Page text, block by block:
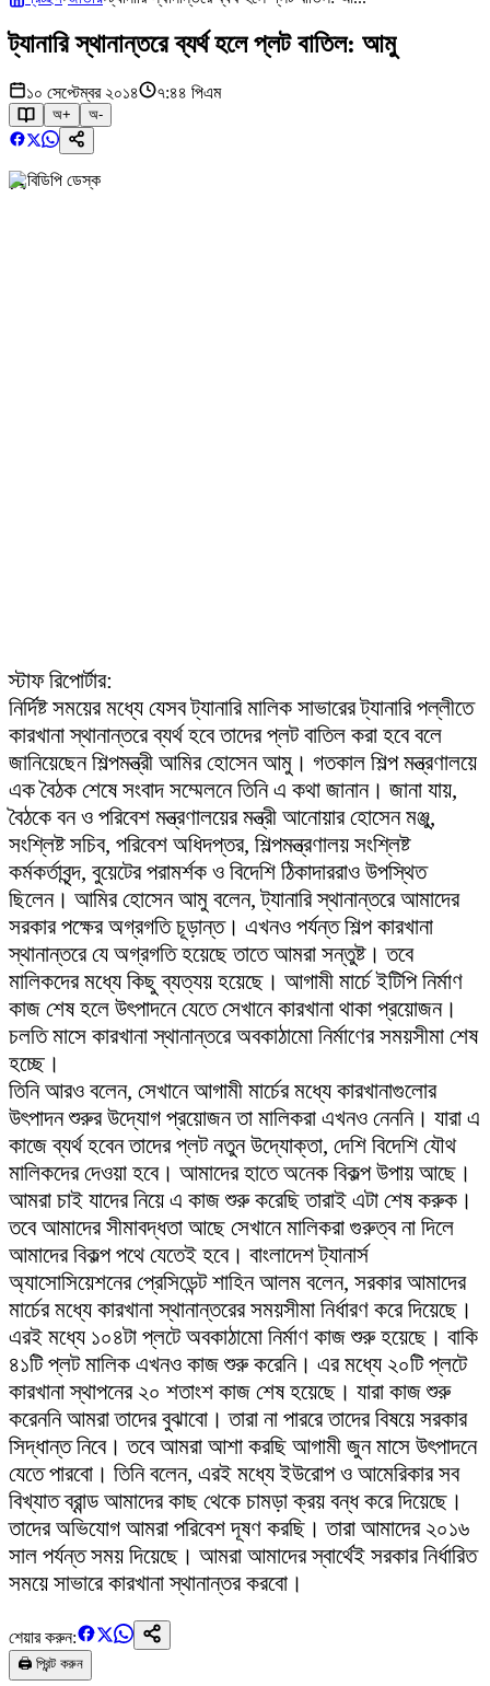
ট্যানারি স্থানান্তরে ব্যর্থ হলে প্লট বাতিল: আমু
১০ সেপ্টেম্বর ২০১৪ ৭:৪৪ পিএম
অ+ অ-
বিডিপি ডেস্ক
স্টাফ রিপোর্টার:
নির্দিষ্ট সময়ের মধ্যে যেসব ট্যানারি মালিক সাভারের ট্যানারি পল্লীতে
কারখানা স্থানান্তরে ব্যর্থ হবে তাদের প্লট বাতিল করা হবে বলে
জানিয়েছেন শিল্পমন্ত্রী আমির হোসেন আমু। গতকাল শিল্প মন্ত্রণালয়ে
এক বৈঠক শেষে সংবাদ সম্মেলনে তিনি এ কথা জানান। জানা যায়,
বৈঠকে বন ও পরিবেশ মন্ত্রণালয়ের মন্ত্রী আনোয়ার হোসেন মঞ্জু,
সংশ্লিষ্ট সচিব, পরিবেশ অধিদপ্তর, শিল্পমন্ত্রণালয় সংশ্লিষ্ট
কর্মকর্তাবৃন্দ, বুয়েটের পরামর্শক ও বিদেশি ঠিকাদাররাও উপস্থিত
ছিলেন। আমির হোসেন আমু বলেন, ট্যানারি স্থানান্তরে আমাদের
সরকার পক্ষের অগ্রগতি চূড়ান্ত। এখনও পর্যন্ত শিল্প কারখানা
স্থানান্তরে যে অগ্রগতি হয়েছে তাতে আমরা সন্তুষ্ট। তবে
মালিকদের মধ্যে কিছু ব্যত্যয় হয়েছে। আগামী মার্চে ইটিপি নির্মাণ
কাজ শেষ হলে উৎপাদনে যেতে সেখানে কারখানা থাকা প্রয়োজন।
চলতি মাসে কারখানা স্থানান্তরে অবকাঠামো নির্মাণের সময়সীমা শেষ
হচ্ছে।
তিনি আরও বলেন, সেখানে আগামী মার্চের মধ্যে কারখানাগুলোর
উৎপাদন শুরুর উদ্যোগ প্রয়োজন তা মালিকরা এখনও নেননি। যারা এ
কাজে ব্যর্থ হবেন তাদের প্লট নতুন উদ্যোক্তা, দেশি বিদেশি যৌথ
মালিকদের দেওয়া হবে। আমাদের হাতে অনেক বিকল্প উপায় আছে।
আমরা চাই যাদের নিয়ে এ কাজ শুরু করেছি তারাই এটা শেষ করুক।
তবে আমাদের সীমাবদ্ধতা আছে সেখানে মালিকরা গুরুত্ব না দিলে
আমাদের বিকল্প পথে যেতেই হবে। বাংলাদেশ ট্যানার্স
অ্যাসোসিয়েশনের প্রেসিডেন্ট শাহিন আলম বলেন, সরকার আমাদের
মার্চের মধ্যে কারখানা স্থানান্তরের সময়সীমা নির্ধারণ করে দিয়েছে।
এরই মধ্যে ১০৪টা প্লটে অবকাঠামো নির্মাণ কাজ শুরু হয়েছে। বাকি
৪১টি প্লট মালিক এখনও কাজ শুরু করেনি। এর মধ্যে ২০টি প্লটে
কারখানা স্থাপনের ২০ শতাংশ কাজ শেষ হয়েছে। যারা কাজ শুরু
করেননি আমরা তাদের বুঝাবো। তারা না পাররে তাদের বিষয়ে সরকার
সিদ্ধান্ত নিবে। তবে আমরা আশা করছি আগামী জুন মাসে উৎপাদনে
যেতে পারবো। তিনি বলেন, এরই মধ্যে ইউরোপ ও আমেরিকার সব
বিখ্যাত ব্রান্ড আমাদের কাছ থেকে চামড়া ক্রয় বন্ধ করে দিয়েছে।
তাদের অভিযোগ আমরা পরিবেশ দূষণ করছি। তারা আমাদের ২০১৬
সাল পর্যন্ত সময় দিয়েছে। আমরা আমাদের স্বার্থেই সরকার নির্ধারিত
সময়ে সাভারে কারখানা স্থানান্তর করবো।
শেয়ার করুন:
🖨️ প্রিন্ট করুন